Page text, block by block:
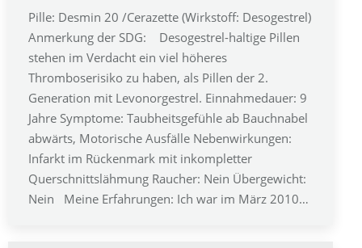
Pille: Desmin 20 /Cerazette (Wirkstoff: Desogestrel)
Anmerkung der SDG: Desogestrel-haltige Pillen
stehen im Verdacht ein viel höheres
Thromboserisiko zu haben, als Pillen der 2.
Generation mit Levonorgestrel. Einnahmedauer: 9
Jahre Symptome: Taubheitsgefühle ab Bauchnabel
abwärts, Motorische Ausfälle Nebenwirkungen:
Infarkt im Rückenmark mit inkompletter
Querschnittslähmung Raucher: Nein Übergewicht:
Nein Meine Erfahrungen: Ich war im März 2010…